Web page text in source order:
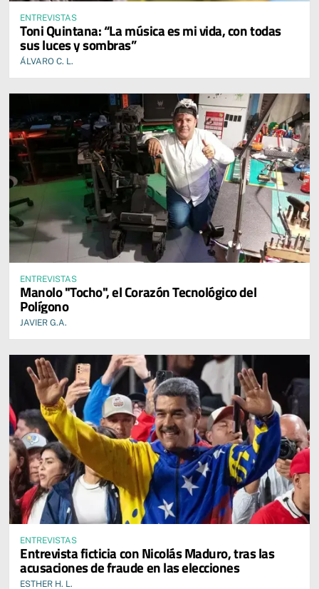
ENTREVISTAS
Toni Quintana: “La música es mi vida, con todas
sus luces y sombras”
ÁLVARO C. L.
ENTREVISTAS
Manolo "Tocho", el Corazón Tecnológico del
Polígono
JAVIER G.A.
ENTREVISTAS
Entrevista ficticia con Nicolás Maduro, tras las
acusaciones de fraude en las elecciones
ESTHER H. L.